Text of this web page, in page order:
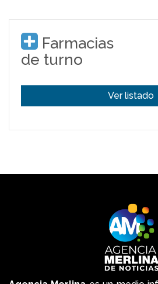
Farmacias
de turno
Ver listado